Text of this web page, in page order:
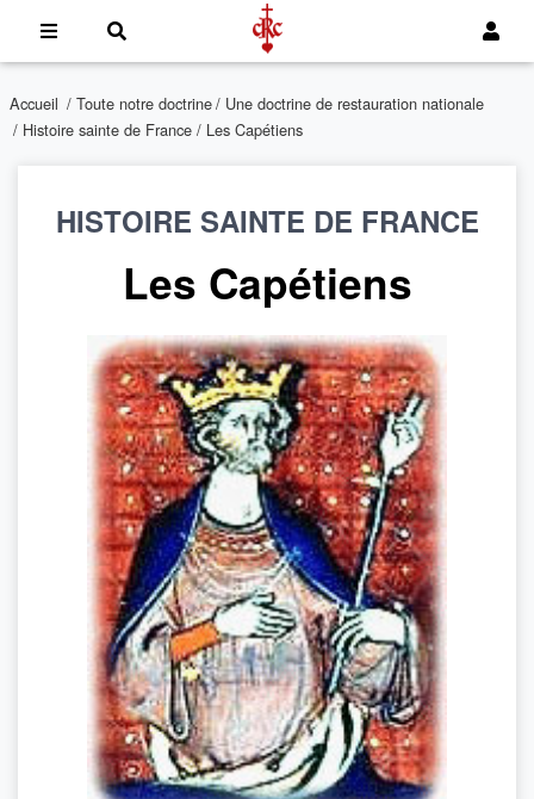
Accueil / Toute notre doctrine/ Une doctrine de restauration nationale
/ Histoire sainte de France / Les Capétiens
HISTOIRE SAINTE DE FRANCE
Les Capétiens